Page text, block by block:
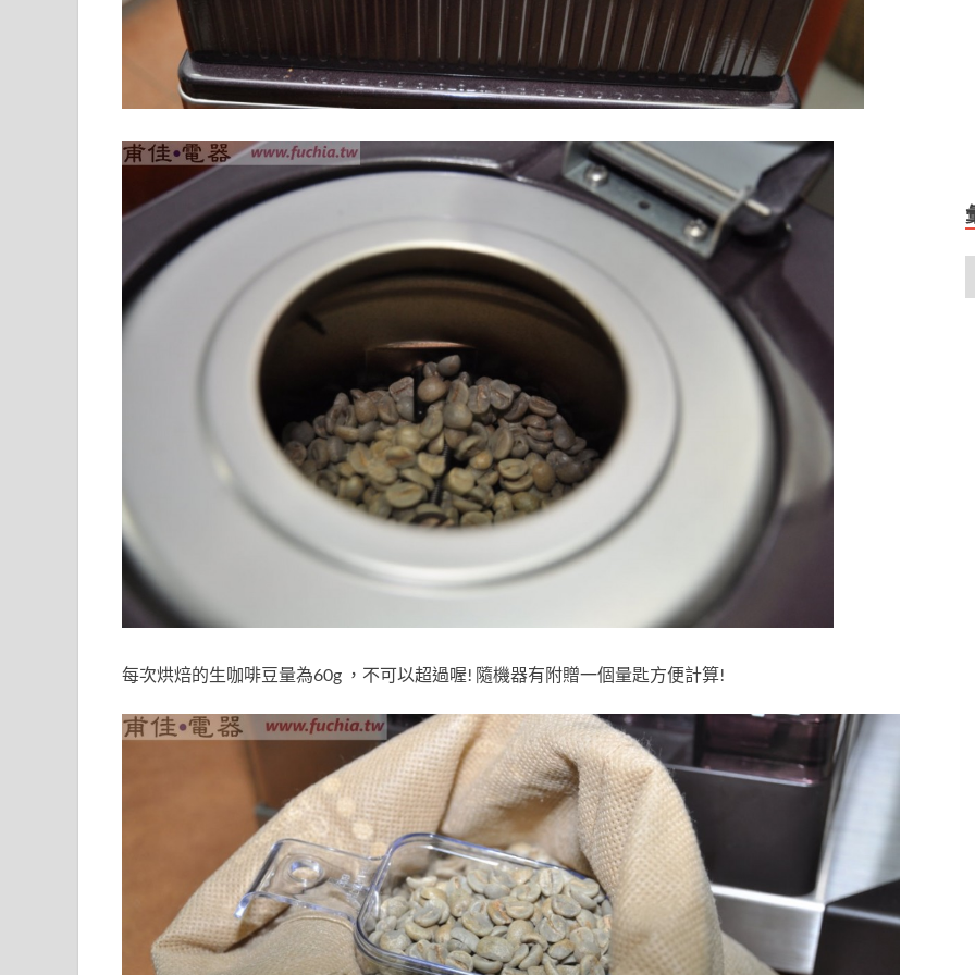
每次烘焙的生咖啡豆量為60g ，不可以超過喔! 隨機器有附贈一個量匙方便計算!